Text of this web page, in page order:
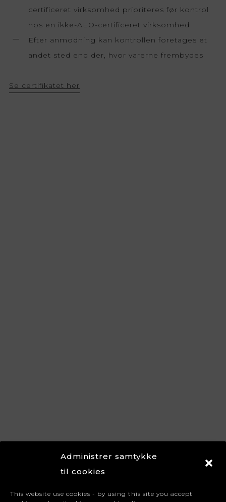
Administrer samtykke
til cookies
This website use cookies - by using this site you accept
certificeret virksomhed prioriteres før kontrol
hos en ikke-AEO-certificeret virksomhed
Efter anmodning kan kontrollen foretages et
andet sted end der, hvor varerne frembydes
Se certifikatet her